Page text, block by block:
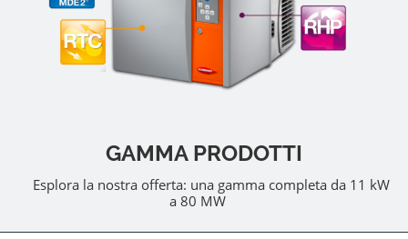
GAMMA PRODOTTI
Esplora la nostra offerta: una gamma completa da 11 kW
a 80 MW